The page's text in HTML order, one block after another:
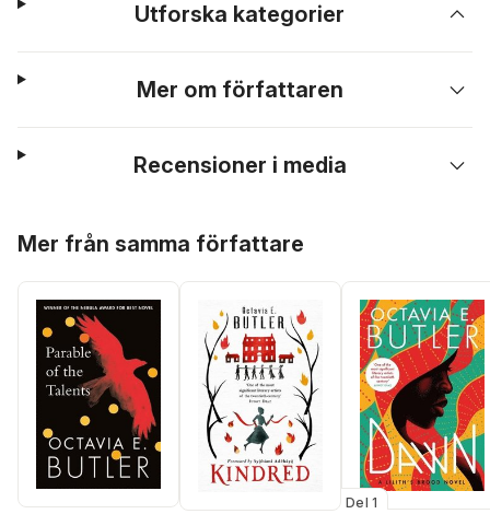
Utforska kategorier
Mer om författaren
Recensioner i media
Mer från samma författare
Del 1